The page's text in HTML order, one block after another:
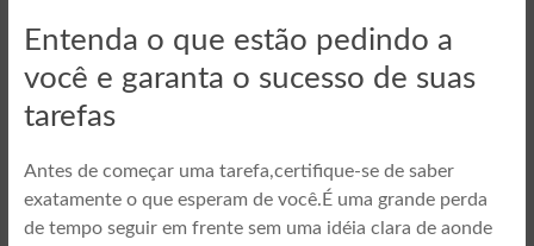
Entenda o que estão pedindo a
você e garanta o sucesso de suas
tarefas
Antes de começar uma tarefa,certifique-se de saber
exatamente o que esperam de você.É uma grande perda
de tempo seguir em frente sem uma idéia clara de aonde